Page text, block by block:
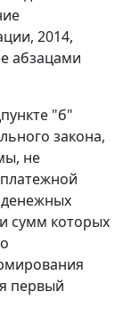
2014,
абзацами
"б"
закона,
не
сумм которых
первый